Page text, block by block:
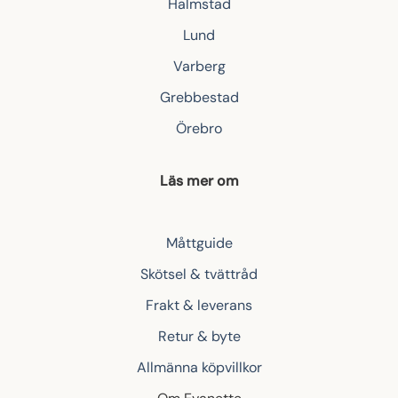
Halmstad
Lund
Varberg
Grebbestad
Örebro
Läs mer om
Måttguide
Skötsel & tvättråd
Frakt & leverans
Retur & byte
Allmänna köpvillkor